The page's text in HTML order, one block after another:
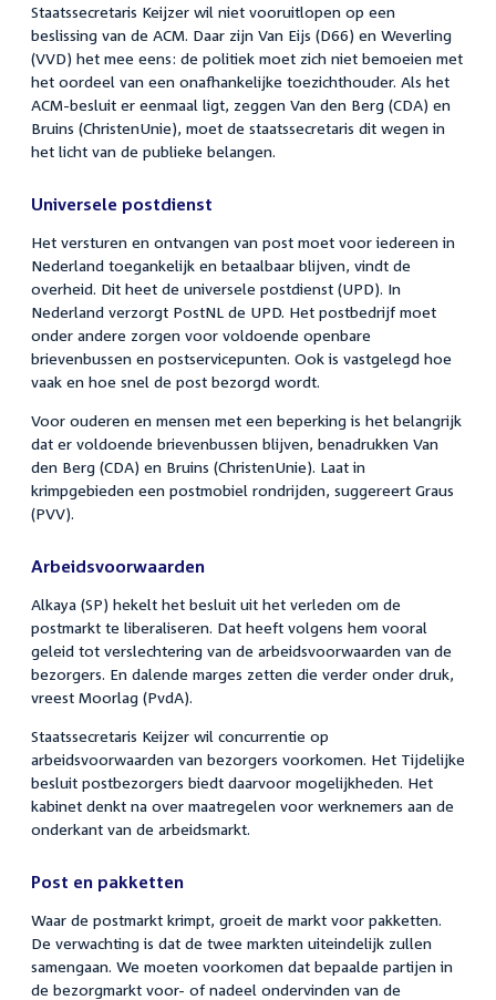
Staatssecretaris Keijzer wil niet vooruitlopen op een
beslissing van de ACM. Daar zijn Van Eijs (D66) en Weverling
(VVD) het mee eens: de politiek moet zich niet bemoeien met
het oordeel van een onafhankelijke toezichthouder. Als het
ACM-besluit er eenmaal ligt, zeggen Van den Berg (CDA) en
Bruins (ChristenUnie), moet de staatssecretaris dit wegen in
het licht van de publieke belangen.
Universele postdienst
Het versturen en ontvangen van post moet voor iedereen in
Nederland toegankelijk en betaalbaar blijven, vindt de
overheid. Dit heet de universele postdienst (UPD). In
Nederland verzorgt PostNL de UPD. Het postbedrijf moet
onder andere zorgen voor voldoende openbare
brievenbussen en postservicepunten. Ook is vastgelegd hoe
vaak en hoe snel de post bezorgd wordt.
Voor ouderen en mensen met een beperking is het belangrijk
dat er voldoende brievenbussen blijven, benadrukken Van
den Berg (CDA) en Bruins (ChristenUnie). Laat in
krimpgebieden een postmobiel rondrijden, suggereert Graus
(PVV).
Arbeidsvoorwaarden
Alkaya (SP) hekelt het besluit uit het verleden om de
postmarkt te liberaliseren. Dat heeft volgens hem vooral
geleid tot verslechtering van de arbeidsvoorwaarden van de
bezorgers. En dalende marges zetten die verder onder druk,
vreest Moorlag (PvdA).
Staatssecretaris Keijzer wil concurrentie op
arbeidsvoorwaarden van bezorgers voorkomen. Het Tijdelijke
besluit postbezorgers biedt daarvoor mogelijkheden. Het
kabinet denkt na over maatregelen voor werknemers aan de
onderkant van de arbeidsmarkt.
Post en pakketten
Waar de postmarkt krimpt, groeit de markt voor pakketten.
De verwachting is dat de twee markten uiteindelijk zullen
samengaan. We moeten voorkomen dat bepaalde partijen in
de bezorgmarkt voor- of nadeel ondervinden van de